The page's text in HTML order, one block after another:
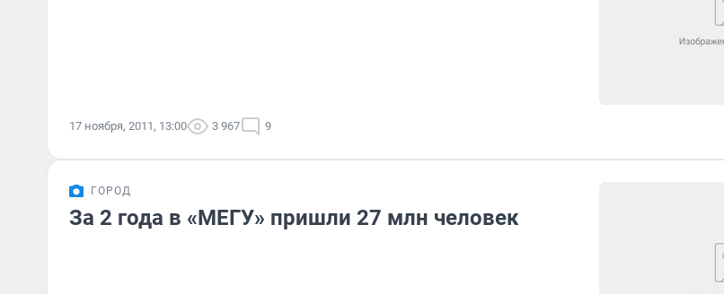
17 ноября, 2011, 13:00 3 967 9
ГОРОД
За 2 года в «МЕГУ» пришли 27 млн человек